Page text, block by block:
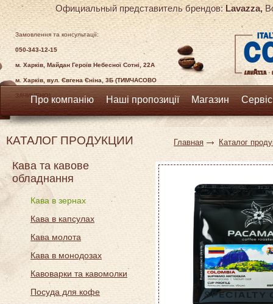
Официальный представитель брендов:Lavazza,
Замовлення та консультації:
050-343-12-15
м. Харків, Майдан Героїв Небесної Сотні, 22А
м. Харків, вул. Євгена Єніна, 3Б (ТИМЧАСОВО
ЗАЧИНЕНО)
Про компанію Наші пропозиції Магазин
КАТАЛОГ ПРОДУКЦИИ
Кава та кавове
обладнання
Кава в зернах
Кава в капсулах
Кава молота
Кава в монодозах
Кавоварки та кавомолки
Посуда для кофе
Главная Каталог